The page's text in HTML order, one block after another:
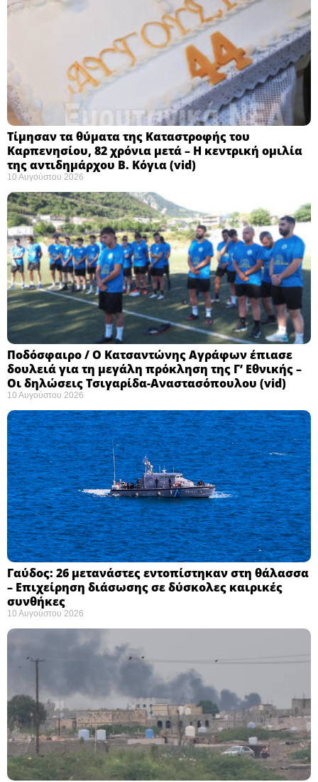
Τίμησαν τα θύματα της Καταστροφής του
Καρπενησίου, 82 χρόνια μετά – Η κεντρική ομιλία
της αντιδημάρχου Β. Κόγια (vid)
10 Αυγούστου 2026
Ποδόσφαιρο / Ο Κατσαντώνης Αγράφων έπιασε
δουλειά για τη μεγάλη πρόκληση της Γ’ Εθνικής –
Οι δηλώσεις Τσιγαρίδα-Αναστασόπουλου (vid)
10 Αυγούστου 2026
Γαύδος: 26 μετανάστες εντοπίστηκαν στη θάλασσα
– Επιχείρηση διάσωσης σε δύσκολες καιρικές
συνθήκες ​
10 Αυγούστου 2026